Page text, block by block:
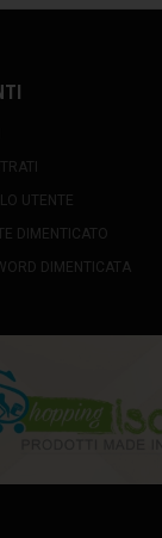
UTENTE
DIMENTICATO
DIMENTICATA